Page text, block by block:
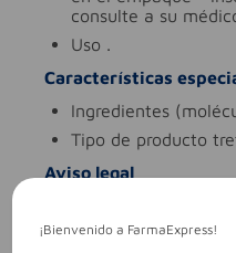
consulte a su
uso .
Características
ingredientes
tipo de producto
Aviso legal
consumo. leer
¡Bienvenido a FarmaExpress!